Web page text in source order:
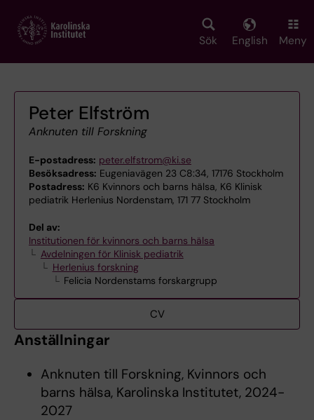
main
Sök English Meny
Peter Elfström
Anknuten till Forskning
E-postadress: peter.elfstrom@ki.se
Besöksadress: Eugeniavägen 23 C8:34, 17176 Stockholm
Postadress: K6 Kvinnors och barns hälsa, K6 Klinisk
pediatrik Herlenius Nordenstam, 171 77 Stockholm
Del av:
Institutionen för kvinnors och barns hälsa
Avdelningen för Klinisk pediatrik
Herlenius forskning
Felicia Nordenstams forskargrupp
CV
Anställningar
Anknuten till Forskning, Kvinnors och
barns hälsa, Karolinska Institutet, 2024-
2027